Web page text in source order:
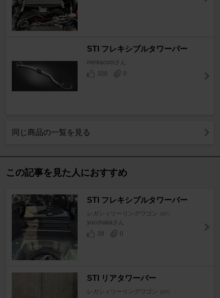
STI フレキシブルタワーバー
mintiacoolさん
320
0
同じ商品の一覧を見る
この記事を見た人におすすめ
STI フレキシブルタワーバー
レガシィツーリングワゴン [BP]
yucchakaさん
39
0
STI リアタワーバー
レガシィツーリングワゴン [BP]